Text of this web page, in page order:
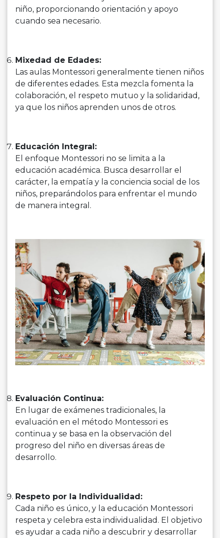
niño, proporcionando orientación y apoyo
cuando sea necesario.
Mixedad de Edades:
Las aulas Montessori generalmente tienen niños
de diferentes edades. Esta mezcla fomenta la
colaboración, el respeto mutuo y la solidaridad,
ya que los niños aprenden unos de otros.
Educación Integral:
El enfoque Montessori no se limita a la
educación académica. Busca desarrollar el
carácter, la empatía y la conciencia social de los
niños, preparándolos para enfrentar el mundo
de manera integral.
Evaluación Continua:
En lugar de exámenes tradicionales, la
evaluación en el método Montessori es
continua y se basa en la observación del
progreso del niño en diversas áreas de
desarrollo.
Respeto por la Individualidad:
Cada niño es único, y la educación Montessori
respeta y celebra esta individualidad. El objetivo
es ayudar a cada niño a descubrir y desarrollar